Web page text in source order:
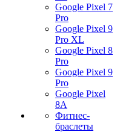
Google Pixel 7
Pro
Google Pixel 9
Pro XL
Google Pixel 8
Pro
Google Pixel 9
Pro
Google Pixel
8A
Фитнес-
браслеты